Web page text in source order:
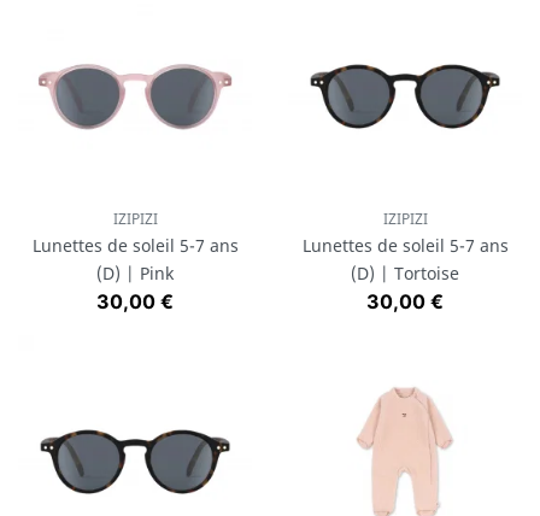
IZIPIZI
Lunettes de soleil 5-7 ans
(D) | Pink
Prix
30,00 €
IZIPIZI
Lunettes de soleil 5-7 ans
(D) | Tortoise
Prix
30,00 €